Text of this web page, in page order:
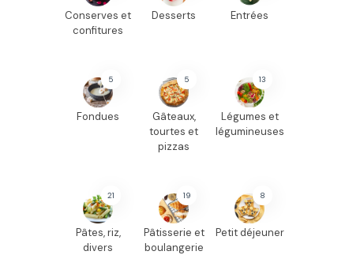
Conserves et
confitures
Desserts Entrées
5
Fondues
5
Gâteaux,
tourtes et
pizzas
13
Légumes et
légumineuses
21
Pâtes, riz,
divers
19
Pâtisserie et
boulangerie
8
Petit déjeuner